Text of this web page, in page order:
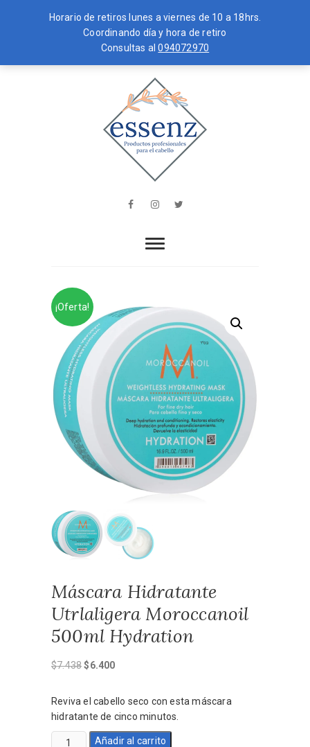
Horario de retiros lunes a viernes de 10 a 18hrs.
Coordinando día y hora de retiro
Consultas al094072970
to
essenz
EL CABELLO
FacebookInstagram
¡Oferta!
Máscara Hidratante
Utrlaligera Moroccanoil
500ml Hydration
$7.438El
original
$6.400El
actual
es:
Reviva el cabello seco con esta máscara
hidratante de cinco minutos.
Máscara
Añadir al carrito